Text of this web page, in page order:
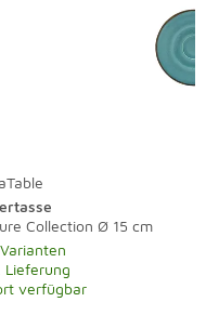
Collection Ø 15 cm
Lieferung
verfügbar